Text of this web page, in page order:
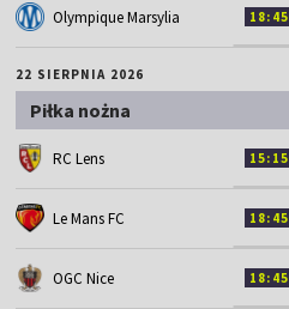
Olympique Marsylia 18:45
22 SIERPNIA 2026
Piłka nożna
RC Lens 15:15
Le Mans FC 18:45
OGC Nice 18:45